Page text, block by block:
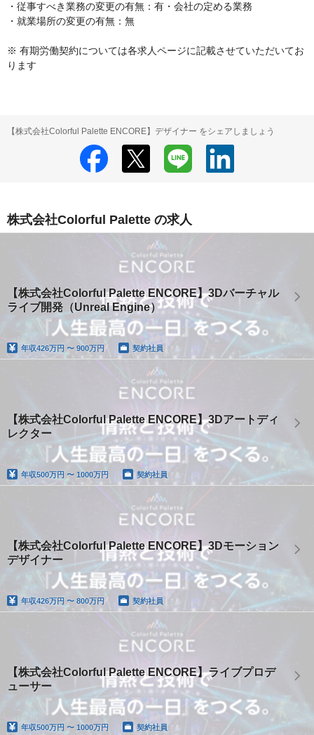
・従事すべき業務の変更の有無：有・会社の定める業務
・就業場所の変更の有無：無
※ 有期労働契約については各求人ページに記載させていただいてお
ります
【株式会社Colorful Palette ENCORE】デザイナー をシェアしましょう
株式会社Colorful Palette の求人
【株式会社Colorful Palette ENCORE】3Dバーチャル
ライブ開発（Unreal Engine）
年収426万円 〜 900万円 契約社員
【株式会社Colorful Palette ENCORE】3Dアートディ
レクター
年収500万円 〜 1000万円 契約社員
【株式会社Colorful Palette ENCORE】3Dモーション
デザイナー
年収426万円 〜 800万円 契約社員
【株式会社Colorful Palette ENCORE】ライブプロデ
ューサー
年収500万円 〜 1000万円 契約社員